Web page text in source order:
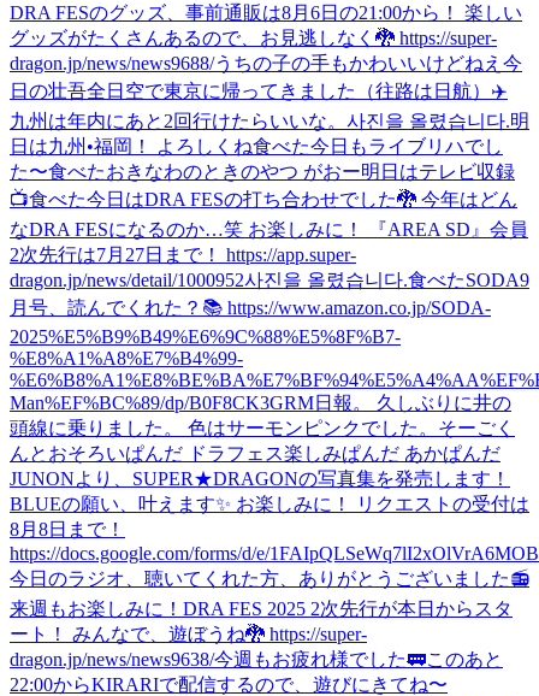
DRA FESのグッズ、事前通販は8月6日の21:00から！ 楽しい
グッズがたくさんあるので、お見逃しなく🐉 https://super-
dragon.jp/news/news9688/うちの子の手もかわいいけどねえ 今
日の壮吾全日空で東京に帰ってきました（往路は日航）✈️
九州は年内にあと2回行けたらいいな。 사진을 올렸습니다.明
日は九州•福岡！ よろしくね食べた今日もライブリハでし
た〜食べたおきなわのときのやつ がおー明日はテレビ収録
📺食べた今日はDRA FESの打ち合わせでした🐉 今年はどん
なDRA FESになるのか…笑 お楽しみに！ 『AREA SD』会員
2次先行は7月27日まで！ https://app.super-
dragon.jp/news/detail/1000952사진을 올렸습니다.食べたSODA9
月号、読んでくれた？📚 https://www.amazon.co.jp/SODA-
2025%E5%B9%B49%E6%9C%88%E5%8F%B7-
%E8%A1%A8%E7%B4%99-
Man%EF%BC%89/dp/B0F8CK3GRM日報。 久しぶりに井の
頭線に乗りました。 色はサーモンピンクでした。 そーごく
んとおそろいぱんだ ドラフェス楽しみぱんだ あかぱんだ
JUNONより、SUPER★DRAGONの写真集を発売します！
BLUEの願い、叶えます✨ お楽しみに！ リクエストの受付は
8月8日まで！
https://docs.google.com/forms/d/e/
今日のラジオ、聴いてくれた方、ありがとうございました📻
来週もお楽しみに！ DRA FES 2025 2次先行が本日からスタ
ート！ みんなで、遊ぼうね🐉 https://super-
dragon.jp/news/news9638/今週もお疲れ様でした🚃このあと
22:00からKIRARIで配信するので、遊びにきてね〜